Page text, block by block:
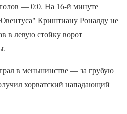
голов — 0:0. На 16-й минуте
Криштиану Роналду не
в левую стойку ворот
в меньшинстве — за грубую
хорватский нападающий